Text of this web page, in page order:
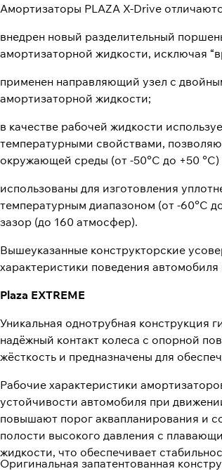
Амортизаторы PLAZA X-Drive
внедрен новый разделительный
амортизаторной жидкости, исключая
применен направляющий узел с
амортизаторной жидкости;
в качестве рабочей жидкости
температурными свойствами,
окружающей среды (от -50°С до +50
использованы для изготовления
температурным диапазоном (от -60°С
зазор (до 160 атмосфер).
Вышеуказанные конструкторские
характеристики поведения
Plaza EXTREME
Уникальная однотрубная конструкция
надёжный контакт колеса с опорной
жёсткость и предназначены для
Рабочие характеристики
устойчивости автомобиля при
повышают порог аквапланирования и
полости высокого давления с
жидкости, что обеспечивает
Оригинальная запатентованная